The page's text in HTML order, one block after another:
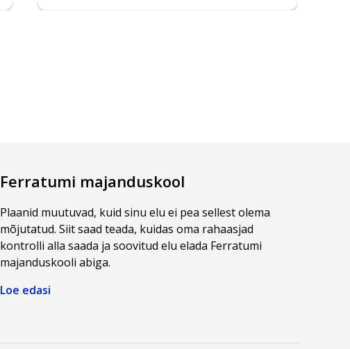
Ferratumi majanduskool
Plaanid muutuvad, kuid sinu elu ei pea sellest olema
mõjutatud. Siit saad teada, kuidas oma rahaasjad
kontrolli alla saada ja soovitud elu elada Ferratumi
majanduskooli abiga.
Loe edasi